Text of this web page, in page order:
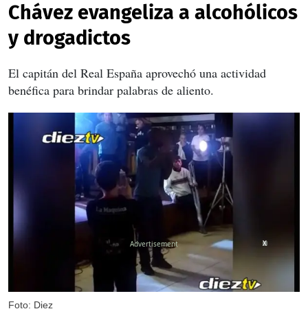
Chávez evangeliza a alcohólicos
y drogadictos
El capitán del Real España aprovechó una actividad
benéfica para brindar palabras de aliento.
Foto: Diez
X